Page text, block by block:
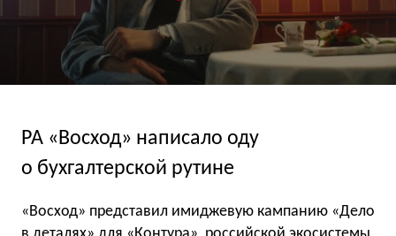
РА «Восход» написало оду
о бухгалтерской рутине
«Восход» представил имиджевую кампанию «Дело